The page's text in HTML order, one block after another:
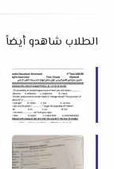
الطلاب شاهدو أيضاً